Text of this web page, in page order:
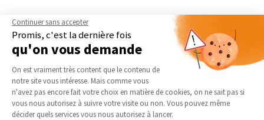
Installer une sonde à température : économies
d'énergie garanties et température...
Idéale pour réaliser des économies d'énergie et bénéficier d'une
température parfaitement régulée toute l'année, la sonde à
température intérieure...
Continuer sans accepter
Promis, c'est la dernière fois
qu'on vous demande
Plateforme de Gestion du
On est vraiment très content que le contenu de
notre site vous intéresse. Mais comme vous
n'avez pas encore fait votre choix en matière de cookies, on ne sait pas si
vous nous autorisez à suivre votre visite ou non. Vous pouvez même
décider quels services vous nous autorisez à lancer.
Axeptio consent